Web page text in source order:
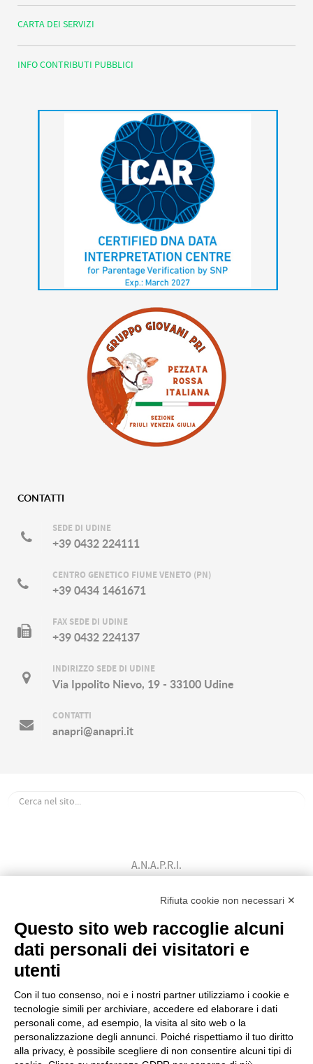
CARTA DEI SERVIZI
INFO CONTRIBUTI PUBBLICI
CONTATTI
SEDE DI UDINE
+39 0432 224111
CENTRO GENETICO FIUME VENETO (PN)
+39 0434 1461671
FAX SEDE DI UDINE
+39 0432 224137
INDIRIZZO SEDE DI UDINE
Via Ippolito Nievo, 19 - 33100 Udine
CONTATTI
anapri@anapri.it
A.N.A.P.R.I.
Bovini di Razza Pezzata Rossa Italiana
Codice Fiscale: 80009310303
Rifiuta cookie non necessari ✕
Questo sito web raccoglie alcuni
dati personali dei visitatori e
utenti
Con il tuo consenso, noi e i nostri partner utilizziamo i cookie e
tecnologie simili per archiviare, accedere ed elaborare i dati
personali come, ad esempio, la visita al sito web o la
personalizzazione degli annunci. Poiché rispettiamo il tuo diritto
alla privacy, è possibile scegliere di non consentire alcuni tipi di